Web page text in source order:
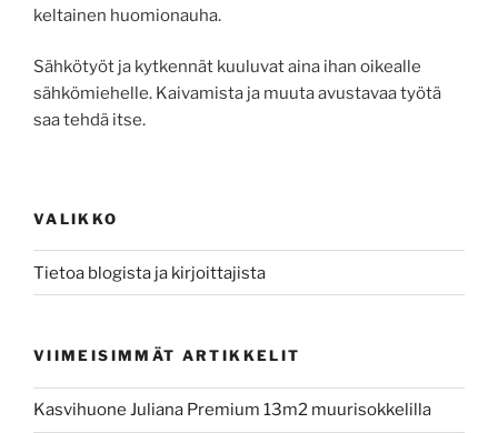
keltainen huomionauha.
Sähkötyöt ja kytkennät kuuluvat aina ihan oikealle
sähkömiehelle. Kaivamista ja muuta avustavaa työtä
saa tehdä itse.
VALIKKO
Tietoa blogista ja kirjoittajista
VIIMEISIMMÄT ARTIKKELIT
Kasvihuone Juliana Premium 13m2 muurisokkelilla